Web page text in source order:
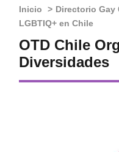
Inicio > Directorio Gay
LGBTIQ+ en Chile
OTD Chile
Diversidades